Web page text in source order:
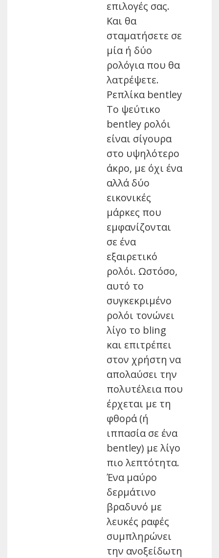
επιλογές σας.
Και θα
σταματήσετε σε
μία ή δύο
ρολόγια που θα
λατρέψετε.
Ρεπλίκα bentley
Το ψεύτικο
bentley ρολόι
είναι σίγουρα
στο υψηλότερο
άκρο, με όχι ένα
αλλά δύο
εικονικές
μάρκες που
εμφανίζονται
σε ένα
εξαιρετικό
ρολόι. Ωστόσο,
αυτό το
συγκεκριμένο
ρολόι τονώνει
λίγο το bling
και επιτρέπει
στον χρήστη να
απολαύσει την
πολυτέλεια που
έρχεται με τη
φθορά (ή
ιππασία σε ένα
bentley) με λίγο
πιο λεπτότητα.
Ένα μαύρο
δερμάτινο
βραδυνό με
λευκές ραφές
συμπληρώνει
την ανοξείδωτη